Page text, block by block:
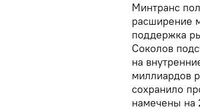
Минтранс
расширение
поддержка
Соколов
на
миллиардов
сохранило
намечены на